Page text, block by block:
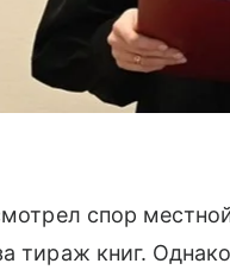
спор
тираж книг.